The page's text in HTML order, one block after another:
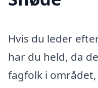
Hvis du leder
har du held, da
fagfolk i